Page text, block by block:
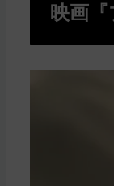
映画